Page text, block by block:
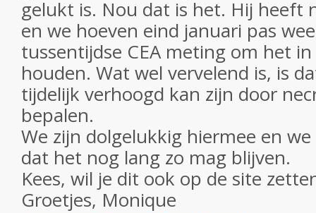
gelukt is. Nou dat is het. Hij heeft
en we hoeven eind januari pas
tussentijdse CEA meting om het
houden. Wat wel vervelend is, is
tijdelijk verhoogd kan zijn door
bepalen.
We zijn dolgelukkig hiermee en
dat het nog lang zo mag blijven.
Kees, wil je dit ook op de site
Groetjes, Monique